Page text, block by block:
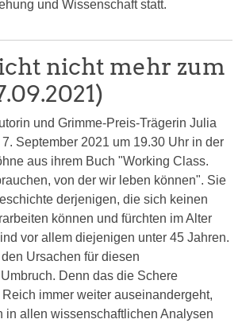
und Wissenschaft statt.
nicht mehr zum
und Grimme-Preis-Trägerin Julia
September 2021 um 19.30 Uhr in der
aus ihrem Buch "Working Class.
von der wir leben können". Sie
derjenigen, die sich keinen
können und fürchten im Alter
vor allem diejenigen unter 45 Jahren.
Ursachen für diesen
Denn das die Schere
immer weiter auseinandergeht,
in allen wissenschaftlichen Analysen